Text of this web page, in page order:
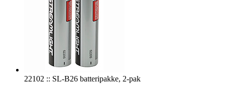
22102 :: SL-B26 batteripakke, 2-pak